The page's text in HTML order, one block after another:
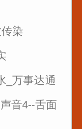
染
_万事达通
音4--舌面